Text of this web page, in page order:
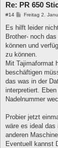
Re: PR 650
#14
B
i
r
a
Freitag 2.
Es hilft leider
Brother- noch
können und
zu können.
Mit Tajimaformat
beschäftigen
das was in der
interpretiert.
Nadelnummer
Probier jetzt
wäre es ideal das
anderen
Eventuell kannst